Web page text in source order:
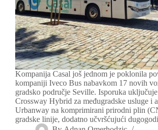
Kompanija Casal još jednom je poklonila
kompaniji Iveco Bus nabavkom 17 novih
gradsko područje Seville. Isporuka
Crossway Hybrid za međugradske usluge i
Urbanway na komprimirani prirodni plin
gradske linije, dodatno učvršćujući